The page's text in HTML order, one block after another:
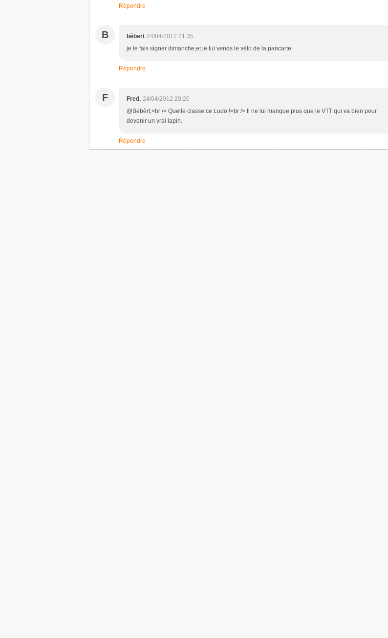
Répondre
B bébert 24/04/2012 21:35
je le fais signer dimanche,et je lui vends le vélo de la pancarte
Répondre
F Fred. 24/04/2012 20:20
@Bebèrt,<br /> Quelle classe ce Ludo !<br /> Il ne lui manque plus que le VTT qui va bien pour
devenir un vrai lapin.
Répondre